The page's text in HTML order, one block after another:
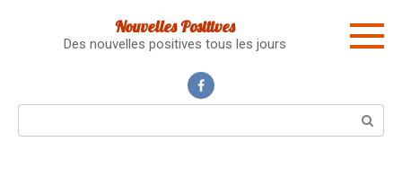
Nouvelles Positives
Des nouvelles positives tous les jours